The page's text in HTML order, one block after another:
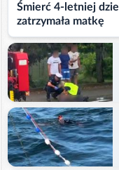
Śmierć 4-letniej
zatrzymała matkę